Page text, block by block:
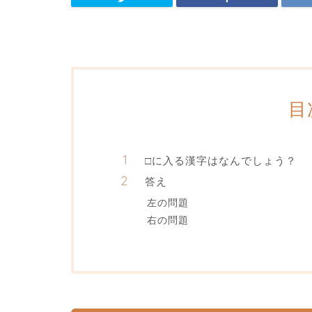
目
□に入る漢字はなんでしょう？
答え
左の問題
右の問題